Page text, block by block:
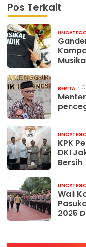
Pos Terkait
BERITA
KPK
DKI
Bersih
Wali
2025